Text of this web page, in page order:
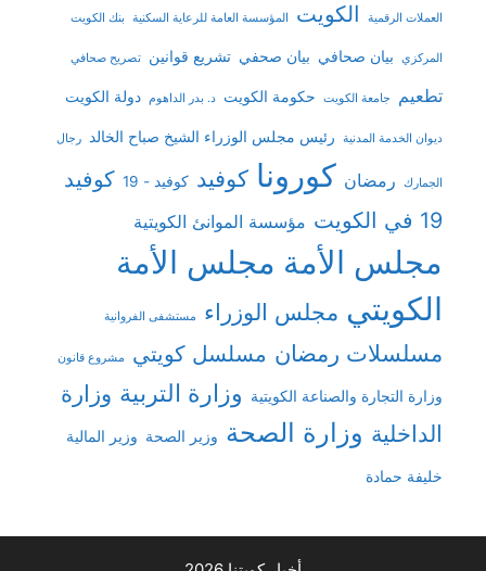
العملات الرقمية الكويت المؤسسة العامة للرعاية السكنية بنك الكويت
المركزي بيان صحافي بيان صحفي تشريع قوانين تصريح صحافي
تطعيم جامعة الكويت حكومة الكويت د. بدر الداهوم دولة الكويت
ديوان الخدمة المدنية رئيس مجلس الوزراء الشيخ صباح الخالد رجال
الجمارك رمضان كورونا كوفيد كوفيد - 19
كوفيد
19 في الكويت
مؤسسة الموانئ الكويتية
مجلس الأمة مجلس الأمة
الكويتي مجلس الوزراء مستشفى الفروانية
مسلسلات رمضان مسلسل كويتي مشروع قانون
وزارة التجارة والصناعة الكويتية وزارة التربية وزارة
الداخلية وزارة الصحة وزير الصحة وزير المالية
خليفة حمادة